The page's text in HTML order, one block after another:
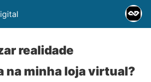
realidade
na minha loja virtual?